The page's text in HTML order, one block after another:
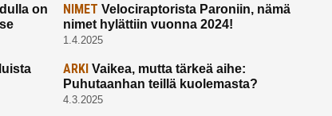
on
NIMET Velociraptorista Paroniin, nämä
nimet hylättiin vuonna 2024!
1.4.2025
ARKI Vaikea, mutta tärkeä aihe:
Puhutaanhan teillä kuolemasta?
4.3.2025